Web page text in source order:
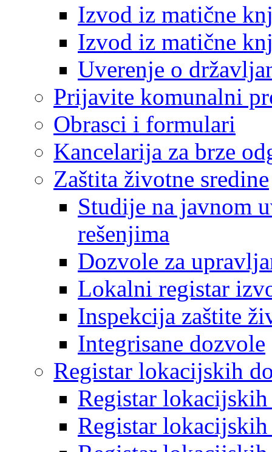
Izvod iz matične
Izvod iz matične
Uverenje o
Prijavite komunalni
Obrasci i formulari
Kancelarija za brze
Zaštita životne sredine
Studije na javnom
rešenjima
Dozvole za
Lokalni registar
Inspekcija zaštite
Integrisane dozvole
Registar lokacijskih
Registar
Registar